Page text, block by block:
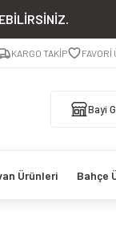
KARGO TAKİP FAVORİ
Bayi
Ürünleri Bahçe